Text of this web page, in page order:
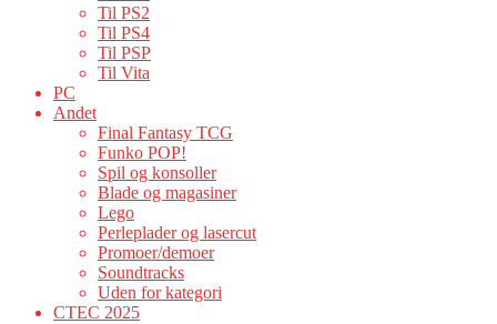
Til PS2
Til PS4
Til PSP
Til Vita
PC
Andet
Final Fantasy TCG
Funko POP!
Spil og konsoller
Blade og magasiner
Lego
Perleplader og lasercut
Promoer/demoer
Soundtracks
Uden for kategori
CTEC 2025